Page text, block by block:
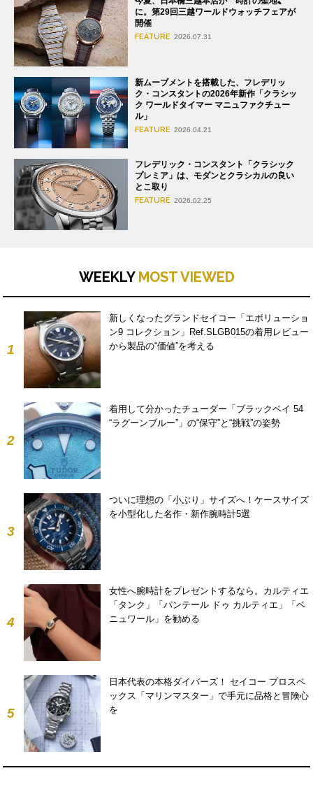
に。第29回三越ワールドウォッチフェアが
開催
FEATURE 2026.07.31
新ムーブメントを搭載した、フレデリッ
ク・コンスタントの2026年新作「クラシッ
ク ワールドタイマー マニュファクチュー
ル」
FEATURE 2026.04.21
フレデリック・コンスタント「クラシック
プレミア」は、モダンとクラシカルの良い
とこ取り
FEATURE 2026.02.25
WEEKLY MOST VIEWED
1
新しくなったグランドセイコー「エボリューショ
ン9 コレクション」Ref.SLGB015の着用レビュー
から製品の“価値”を考える
2
着用して分かったチューダー「ブラックベイ 54
“ラグーンブルー”」の“保守”と“挑戦”の姿勢
3
ついに理想の「小ぶり」サイズへ！ケースサイズ
を小型化した名作・新作腕時計5選
4
女性へ腕時計をプレゼントするなら。カルティエ
「タンク」「パンテール ドゥ カルティエ」「ベ
ニュワール」を勧める
5
日本代表の本格ダイバーズ！ セイコー プロスペ
ックス「マリンマスター」で手元に品格と冒険心
を